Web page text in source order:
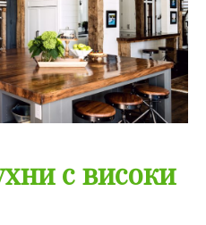
с високи